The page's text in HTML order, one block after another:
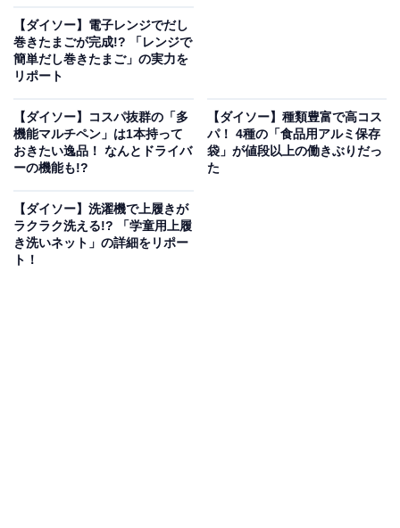
セリアの「モバイルクリーニングツール」はスティック
タイプでコンパクトながら、3つの機能を備えている便
利グッズです。小さいのでペンケースやカバンのポケッ
トに入れても邪魔にならないサイズなのがうれしいです
ね。
リーなどの掃除をすることが可能。セリアではスマート
フォン関連のケースやストラップなどの売り場に置かれ
ています。
【ダイソー】電子レンジでだし
巻きたまごが完成!? 「レンジで
簡単だし巻きたまご」の実力を
リポート
【ダイソー】コスパ抜群の「多
機能マルチペン」は1本持って
おきたい逸品！ なんとドライバ
ーの機能も!?
【ダイソー】種類豊富で高コス
パ！ 4種の「食品用アルミ保存
袋」が値段以上の働きぶりだっ
た
【ダイソー】洗濯機で上履きが
ラクラク洗える!? 「学童用上履
き洗いネット」の詳細をリポー
ト！